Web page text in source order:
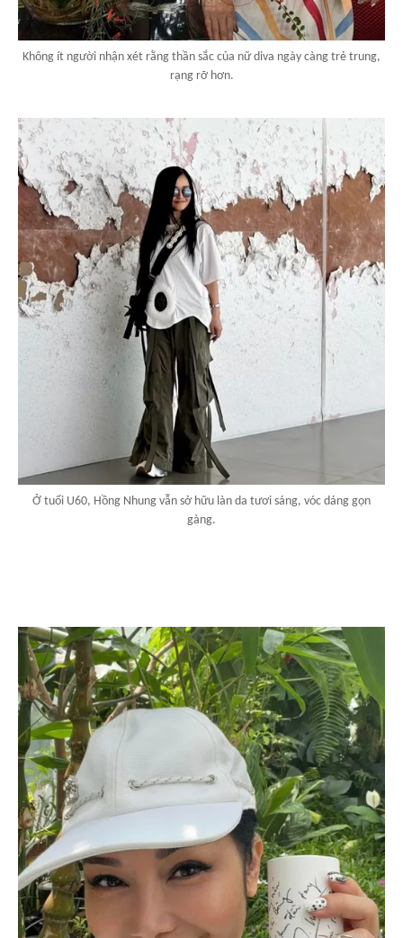
Không ít người nhận xét rằng thần sắc của nữ diva ngày càng trẻ trung,
rạng rỡ hơn.
Ở tuổi U60, Hồng Nhung vẫn sở hữu làn da tươi sáng, vóc dáng gọn
gàng.